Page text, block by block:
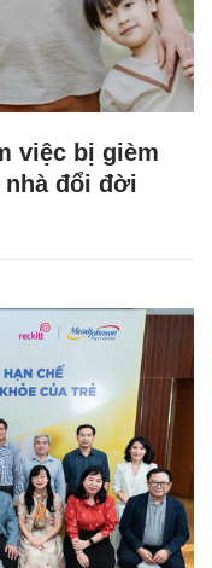
việc bị gièm
nhà đổi đời